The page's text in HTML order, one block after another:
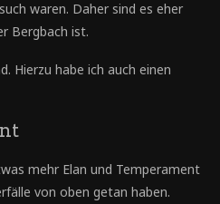
waren. Daher sind es eher
Bergbach ist.
Hierzu habe ich auch einen
mehr Elan und Temperament
von oben getan haben.